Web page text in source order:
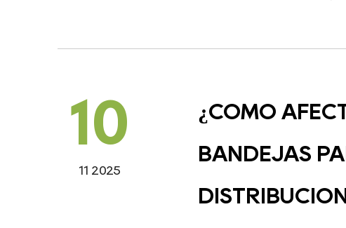
10
11 2025
¿CÓMO
BANDEJAS